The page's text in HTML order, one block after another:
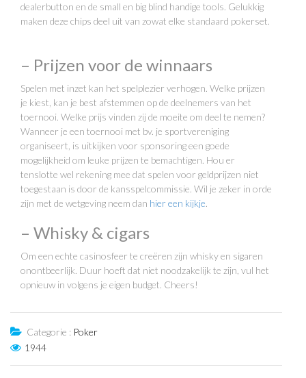
dealerbutton en de small en big blind handige tools. Gelukkig
maken deze chips deel uit van zowat elke standaard pokerset.
– Prijzen voor de winnaars
Spelen met inzet kan het spelplezier verhogen. Welke prijzen
je kiest, kan je best afstemmen op de deelnemers van het
toernooi. Welke prijs vinden zij de moeite om deel te nemen?
Wanneer je een toernooi met bv. je sportvereniging
organiseert, is uitkijken voor sponsoring een goede
mogelijkheid om leuke prijzen te bemachtigen. Hou er
tenslotte wel rekening mee dat spelen voor geldprijzen niet
toegestaan is door de kansspelcommissie. Wil je zeker in orde
zijn met de wetgeving neem dan hier een kijkje
– Whisky & cigars
Om een echte casinosfeer te creëren zijn whisky en sigaren
onontbeerlijk. Duur hoeft dat niet noodzakelijk te zijn, vul het
opnieuw in volgens je eigen budget. Cheers!
Categorie : Poker
1944